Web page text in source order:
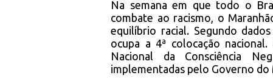
Na semana em que todo o
combate ao racismo, o
equilíbrio racial. Segundo
ocupa a 4ª colocação
Nacional da Consciência
implementadas pelo Governo do